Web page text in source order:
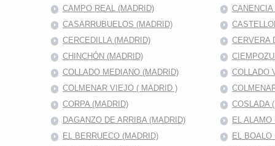
CAMPO REAL (MADRID)
CASARRUBUELOS (MADRID)
CERCEDILLA (MADRID)
CERVERA
CHINCHÓN (MADRID)
COLLADO MEDIANO (MADRID)
COLLADO
COLMENAR VIEJO ( MADRID )
CORPA (MADRID)
COSLADA
DAGANZO DE ARRIBA (MADRID)
EL ALAMO
EL BERRUECO (MADRID)
EL BOALO